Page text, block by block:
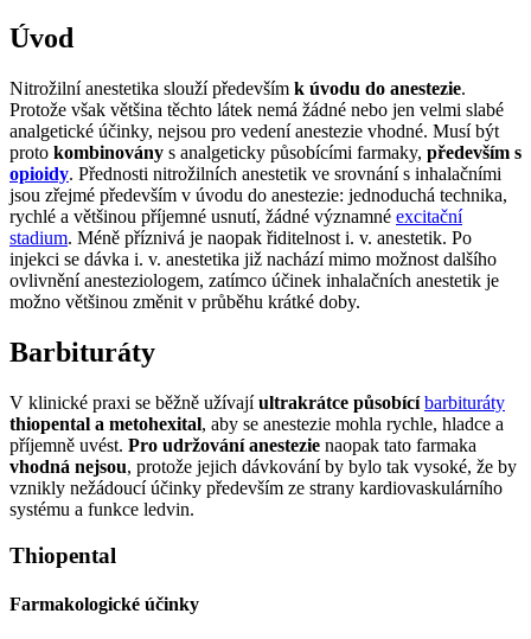
Úvod
Nitrožilní anestetika slouží především k úvodu do anestezie.
Protože však většina těchto látek nemá žádné nebo jen velmi slabé
analgetické účinky, nejsou pro vedení anestezie vhodné. Musí být
proto kombinovány s analgeticky působícími farmaky, především s
opioidy. Přednosti nitrožilních anestetik ve srovnání s inhalačními
jsou zřejmé především v úvodu do anestezie: jednoduchá technika,
rychlé a většinou příjemné usnutí, žádné významné excitační
stadium. Méně příznivá je naopak řiditelnost i. v. anestetik. Po
injekci se dávka i. v. anestetika již nachází mimo možnost dalšího
ovlivnění anesteziologem, zatímco účinek inhalačních anestetik je
možno většinou změnit v průběhu krátké doby.
Barbituráty
V klinické praxi se běžně užívajíultrakrátce působící barbituráty
thiopental a metohexital, aby se anestezie mohla rychle, hladce a
příjemně uvést. Pro udržování anestezie naopak tato farmaka
vhodná nejsou, protože jejich dávkování by bylo tak vysoké, že by
vznikly nežádoucí účinky především ze strany kardiovaskulárního
systému a funkce ledvin.
Thiopental
Farmakologické účinky